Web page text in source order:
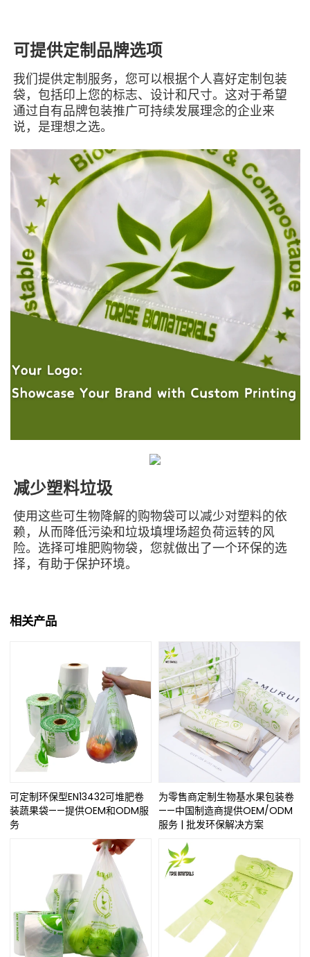
可提供定制品牌选项
我们提供定制服务，您可以根据个人喜好定制包装
袋，包括印上您的标志、设计和尺寸。这对于希望
通过自有品牌包装推广可持续发展理念的企业来
说，是理想之选。
减少塑料垃圾
使用这些可生物降解的购物袋可以减少对塑料的依
赖，从而降低污染和垃圾填埋场超负荷运转的风
险。选择可堆肥购物袋，您就做出了一个环保的选
择，有助于保护环境。
相关产品
可定制环保型EN13432可堆肥卷
装蔬果袋——提供OEM和ODM服
务
为零售商定制生物基水果包装卷
——中国制造商提供OEM/ODM
服务 | 批发环保解决方案